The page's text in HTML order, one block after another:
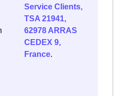
Service Clients,
TSA 21941,
62978 ARRAS
CEDEX 9,
France.